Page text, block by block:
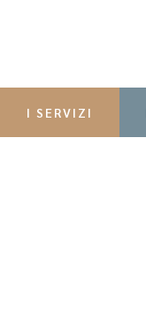
I SERVIZI